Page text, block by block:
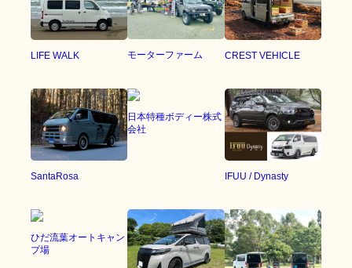
LIFE WALK モーターファーム CREST VEHICLE
SantaRosa
日本特種ボディー株式
会社
IFUU / Dynasty
ひだ流葉オートキャン
プ場